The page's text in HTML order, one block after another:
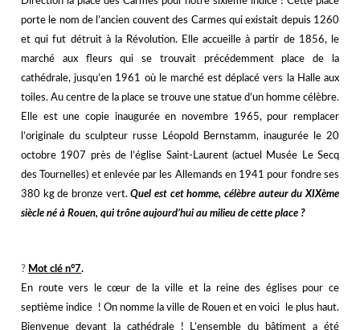
porte le nom de l’ancien couvent des Carmes qui existait depuis 1260
et qui fut détruit à la Révolution. Elle accueille à partir de 1856, le
marché aux fleurs qui se trouvait précédemment place de la
cathédrale, jusqu’en 1961 où le marché est déplacé vers la Halle aux
toiles. Au centre de la place se trouve une statue d’un homme célèbre.
Elle est une copie inaugurée en novembre 1965, pour remplacer
l’originale du sculpteur russe Léopold Bernstamm, inaugurée le 20
octobre 1907 près de l’église Saint-Laurent (actuel Musée Le Secq
des Tournelles) et enlevée par les Allemands en 1941 pour fondre ses
380 kg de bronze vert.Quel est cet homme, célèbre auteur du XIXème
siècle né à Rouen, qui trône aujourd’hui au milieu de cette place ?
?️ Mot clé n°7.
En route vers le cœur de la ville et la reine des églises pour ce
septième indice ! On nomme la ville de Rouen et en voici le plus haut.
Bienvenue devant la cathédrale ! L’ensemble du bâtiment a été